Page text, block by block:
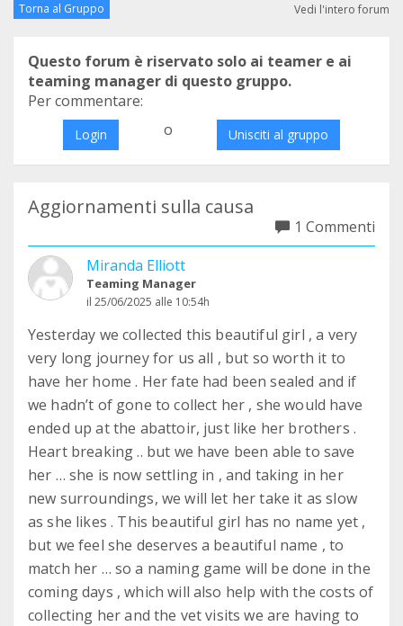
Torna al Gruppo Vedi l'intero forum
Questo forum è riservato solo ai teamer e ai
teaming manager di questo gruppo.
Per commentare:
Login o Unisciti al gruppo
Aggiornamenti sulla causa
1 Commenti
Miranda Elliott
Teaming Manager
il 25/06/2025 alle 10:54h
Yesterday we collected this beautiful girl , a very
very long journey for us all , but so worth it to
have her home . Her fate had been sealed and if
we hadn’t of gone to collect her , she would have
ended up at the abattoir, just like her brothers .
Heart breaking .. but we have been able to save
her … she is now settling in , and taking in her
new surroundings, we will let her take it as slow
as she likes . This beautiful girl has no name yet ,
but we feel she deserves a beautiful name , to
match her … so a naming game will be done in the
coming days , which will also help with the costs of
collecting her and the vet visits we are having to